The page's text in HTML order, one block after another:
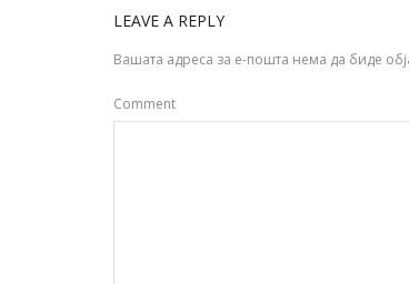
LEAVE A REPLY
Вашата адреса за е-пошта нема да биде
Comment